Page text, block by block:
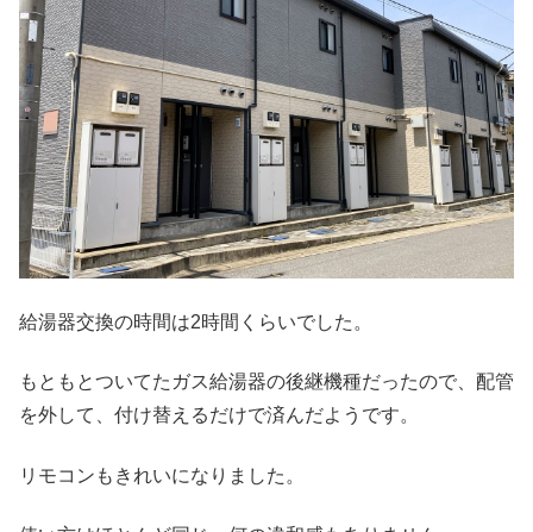
給湯器交換の時間は2時間くらいでした。
もともとついてたガス給湯器の後継機種だったので、配管
を外して、付け替えるだけで済んだようです。
リモコンもきれいになりました。